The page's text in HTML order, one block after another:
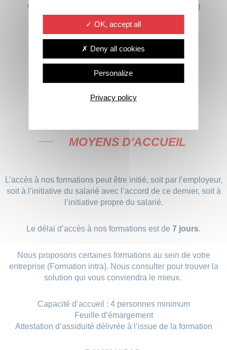
Cadaujac, Saint-Médard-d’Eyrans ou Beautiran)
VOIR LE PLAN D’ACCÈS
MOYENS D’ACCUEIL
L’accès à nos formations peut être initié, soit par l’employeur,
soit à l’initiative du salarié avec l’accord de ce dernier, soit à
l’initiative propre du salarié.
Le délai d’accès à nos formations est de 7 jours.
Nous proposons certaines formations au sein de votre
entreprise (Formation intra). Nous consulter pour trouver la
solution qui vous conviendra le mieux.
Capacité d’accueil : 4 personnes minimum
Feuille d’émargement
Attestation d’assiduité délivrée à l’issue de la formation
OK, accept all
Deny all cookies
Personalize
Privacy policy